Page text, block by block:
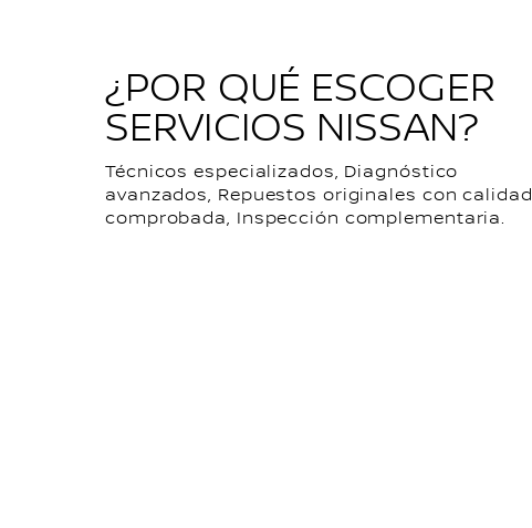
¿POR QUÉ ESCOGER
SERVICIOS NISSAN?
Técnicos especializados, Diagnóstico
avanzados, Repuestos originales con calidad
comprobada, Inspección complementaria.